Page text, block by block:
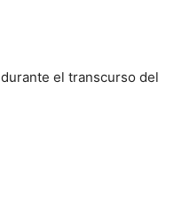
el transcurso del